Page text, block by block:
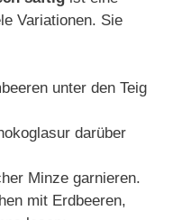
Variationen. Sie
unter den Teig
darüber
Minze garnieren.
mit Erdbeeren,